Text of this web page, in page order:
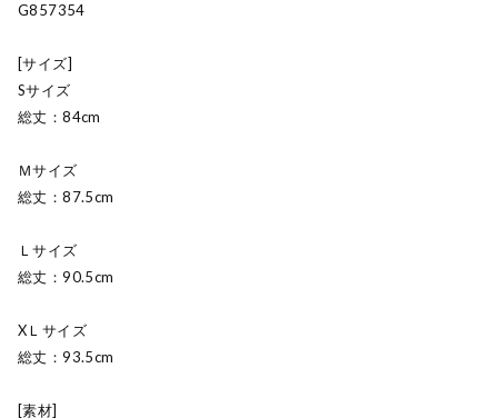
G857354
[サイズ]
Sサイズ
総丈：84cm
Ｍサイズ
総丈：87.5cm
Ｌサイズ
総丈：90.5cm
XＬサイズ
総丈：93.5cm
[素材]